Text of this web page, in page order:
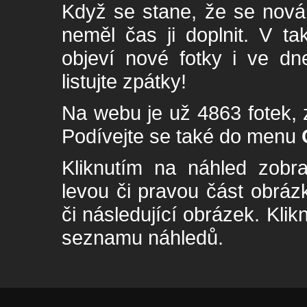
Když se stane, že se
neměl čas ji doplnit. V
objeví nové fotky i ve
listujte zpátky!
Na webu je už 4863
Podívejte se také do menu
Kliknutím na náhled
levou či pravou část
či následující obrázek.
seznamu náhledů.